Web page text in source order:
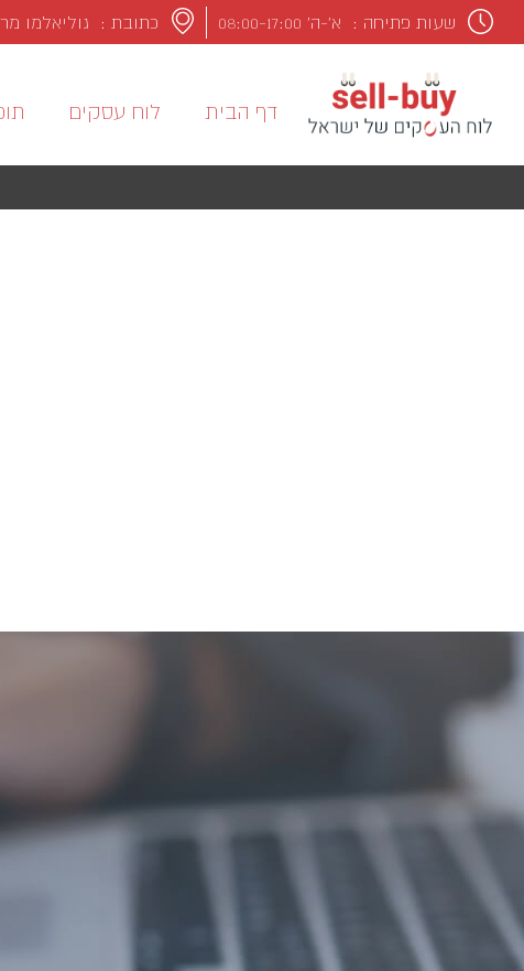
שעות פתיחה : א’-ה’ 08:00-17:00 כתובת : גוליאלמו מרקוני 25,
דף הבית לוח עסקים